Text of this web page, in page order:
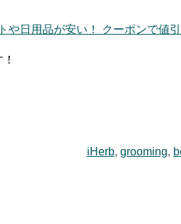
や日用品が安い！ クーポンで値
iHerb, grooming,